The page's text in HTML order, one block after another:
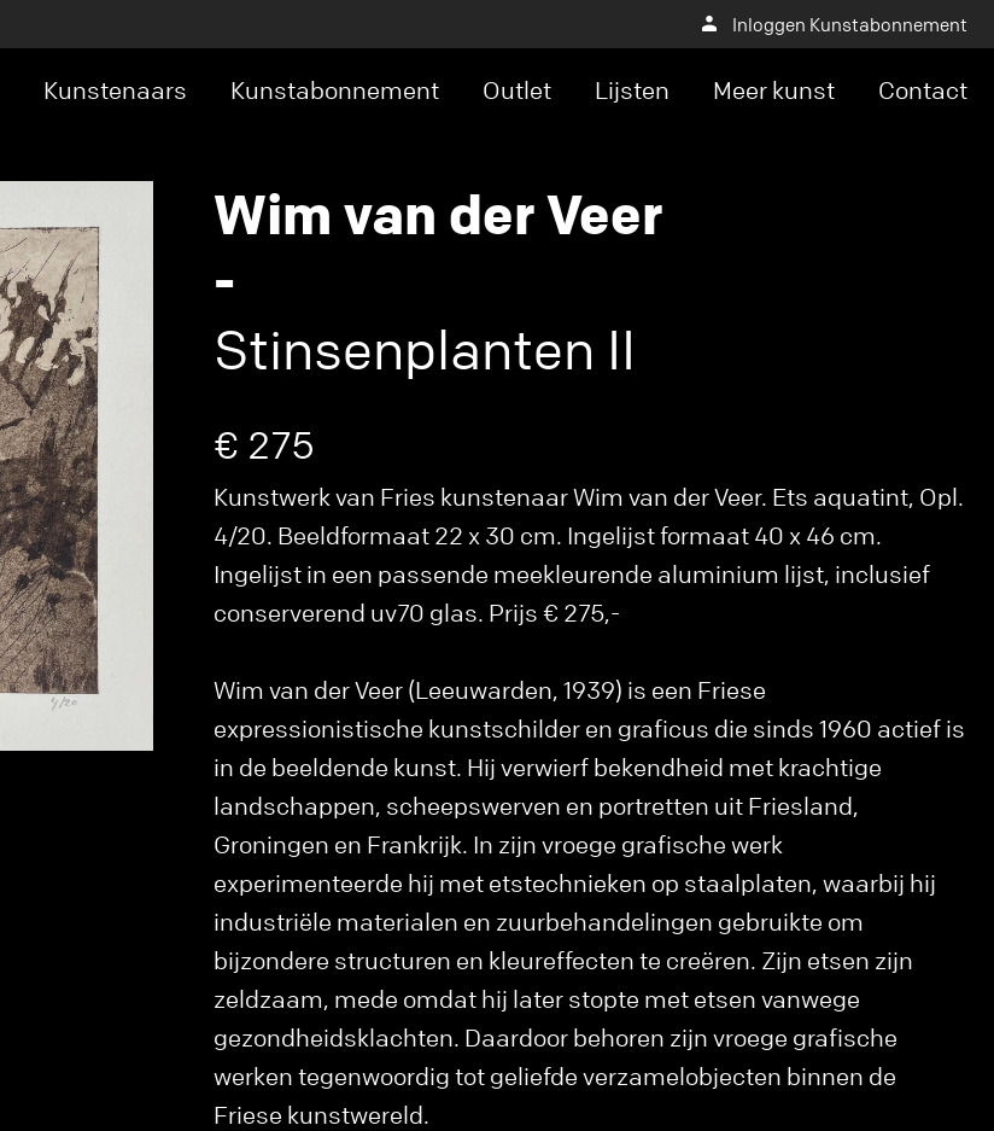
Inloggen Kunstabonnement
Kunstenaars Kunstabonnement Outlet Lijsten Meer kunst Contact
Wim van der Veer
-
Stinsenplanten II
€ 275
Kunstwerk van Fries kunstenaar Wim van der Veer. Ets aquatint, Opl.
4/20. Beeldformaat 22 x 30 cm. Ingelijst formaat 40 x 46 cm.
Ingelijst in een passende meekleurende aluminium lijst, inclusief
conserverend uv70 glas. Prijs € 275,-
Wim van der Veer (Leeuwarden, 1939) is een Friese
expressionistische kunstschilder en graficus die sinds 1960 actief is
in de beeldende kunst. Hij verwierf bekendheid met krachtige
landschappen, scheepswerven en portretten uit Friesland,
Groningen en Frankrijk. In zijn vroege grafische werk
experimenteerde hij met etstechnieken op staalplaten, waarbij hij
industriële materialen en zuurbehandelingen gebruikte om
bijzondere structuren en kleureffecten te creëren. Zijn etsen zijn
zeldzaam, mede omdat hij later stopte met etsen vanwege
gezondheidsklachten. Daardoor behoren zijn vroege grafische
werken tegenwoordig tot geliefde verzamelobjecten binnen de
Friese kunstwereld.